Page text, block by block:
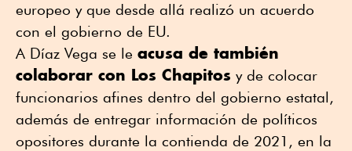
europeo y que desde allá realizó un acuerdo
con el gobierno de EU.
A Díaz Vega se le acusa de también
colaborar con Los Chapitos y de colocar
funcionarios afines dentro del gobierno estatal,
además de entregar información de políticos
opositores durante la contienda de 2021, en la